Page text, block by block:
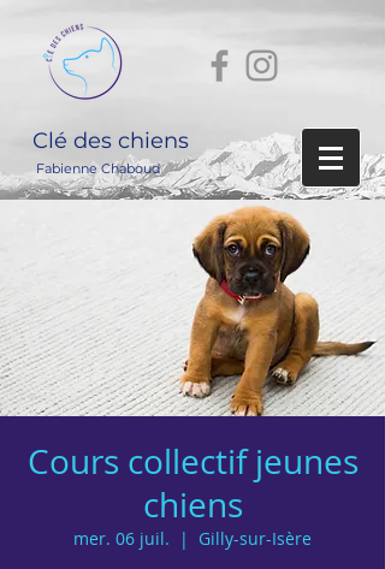
Clé des chiens
Fabienne Chaboud
Cours collectif jeunes
chiens
mer. 06 juil.
  |
Gilly-sur-Isère